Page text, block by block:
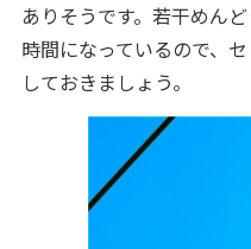
ありそうです。若干めん
時間になっているので、
しておきましょう。